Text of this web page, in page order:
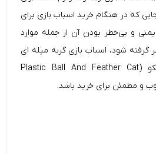
که در هنگام خرید اسباب بازی برای
و بی‌خطر بودن آن از جمله موارد
شود، اسباب بازی گربه میله ای
توپ پلاستیکی و پر تیکو (Plastic Ball And Feather Cat